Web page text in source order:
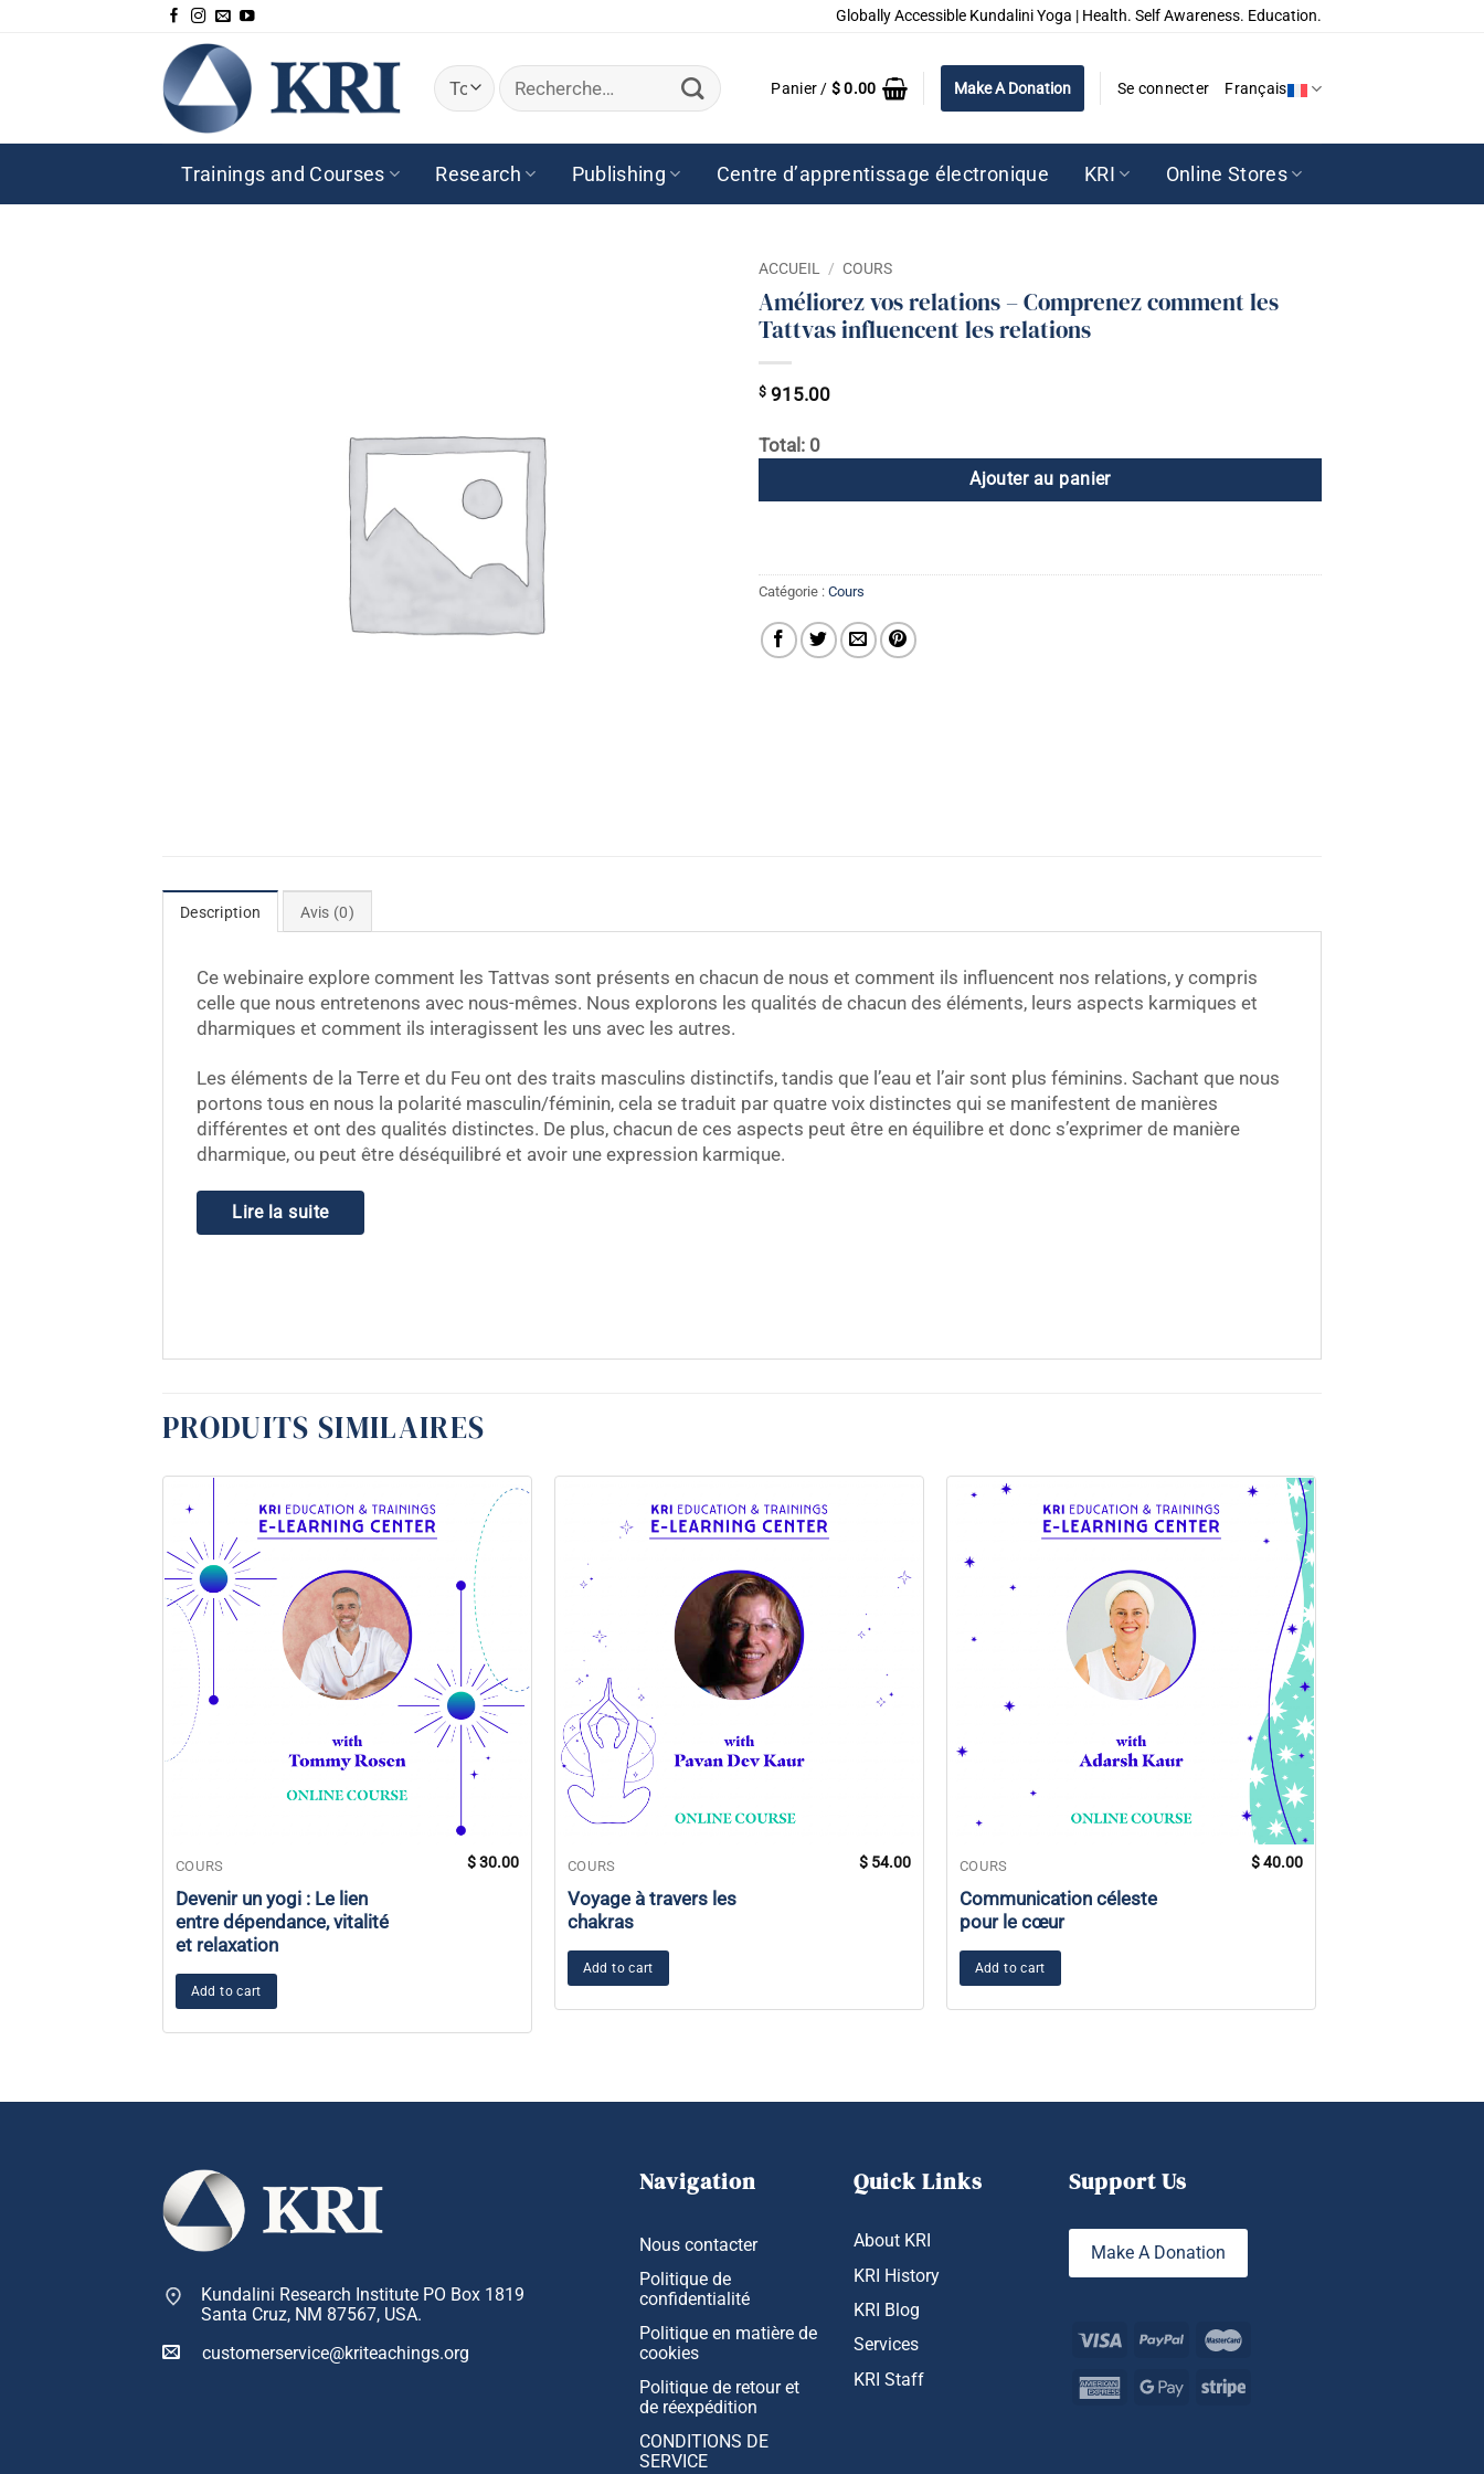
Globally Accessible Kundalini Yoga | Health. Self Awareness. Education.
Recherche
pour :
Panier / $0.00 Make A Donation Se connecter Français
Trainings and Courses Research Publishing Centre d’apprentissage électronique KRI Online Stores
ACCUEIL / COURS
Améliorez vos relations – Comprenez comment les
Tattvas influencent les relations
$ 915.00
Total: 0
Ajouter au panier
Catégorie : Cours
Description Avis (0)
Ce webinaire explore comment les Tattvas sont présents en chacun de nous et comment ils influencent nos relations, y compris
celle que nous entretenons avec nous-mêmes. Nous explorons les qualités de chacun des éléments, leurs aspects karmiques et
dharmiques et comment ils interagissent les uns avec les autres.
Les éléments de la Terre et du Feu ont des traits masculins distinctifs, tandis que l’eau et l’air sont plus féminins. Sachant que nous
portons tous en nous la polarité masculin/féminin, cela se traduit par quatre voix distinctes qui se manifestent de manières
différentes et ont des qualités distinctes. De plus, chacun de ces aspects peut être en équilibre et donc s’exprimer de manière
dharmique, ou peut être déséquilibré et avoir une expression karmique.
Lire la suite
PRODUITS SIMILAIRES
COURS
Devenir un yogi : Le lien
entre dépendance, vitalité
et relaxation
$30.00
Add to cart
COURS
Voyage à travers les
chakras
$ 54.00
Add to cart
COURS
Communication céleste
pour le cœur
$40.00
Add to cart
Kundalini Research Institute PO Box 1819
Santa Cruz, NM 87567, USA.
customerservice@kriteachings.org
Navigation
Nous contacter
Politique de
confidentialité
Politique en matière de
cookies
Politique de retour et
de réexpédition
CONDITIONS DE
SERVICE
Quick Links
About KRI
KRI History
KRI Blog
Services
KRI Staff
Support Us
Make A Donation